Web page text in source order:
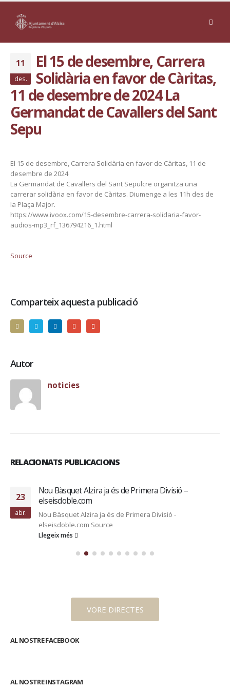
11
des.
El 15 de desembre, Carrera
Solidària en favor de Càritas,
11 de desembre de 2024 La
Germandat de Cavallers del Sant
Sepu
El 15 de desembre, Carrera Solidària en favor de Càritas, 11 de
desembre de 2024
La Germandat de Cavallers del Sant Sepulcre organitza una
carrerar solidària en favor de Càritas. Diumenge a les 11h des de
la Plaça Major.
https://www.ivoox.com/15-desembre-carrera-solidaria-favor-
audios-mp3_rf_136794216_1.html
Source
Comparteix aquesta publicació
Autor
noticies
RELACIONATS PUBLICACIONS
23
abr.
Nou Bàsquet Alzira ja és de Primera Divisió –
elseisdoble.com
Nou Bàsquet Alzira ja és de Primera Divisió -
elseisdoble.com Source
Llegeix més
VORE DIRECTES
AL NOSTRE FACEBOOK
AL NOSTRE INSTAGRAM